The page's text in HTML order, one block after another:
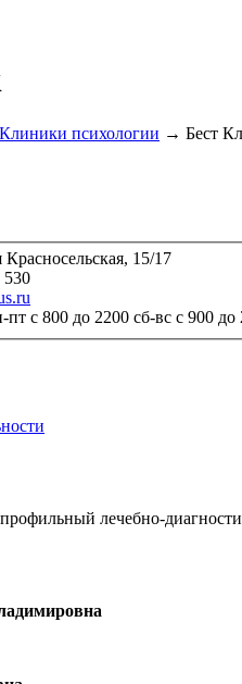
Клиники психологии → Бест
15/17
530
пн-пт с 800 до 2200 сб-вс с
лечебно-